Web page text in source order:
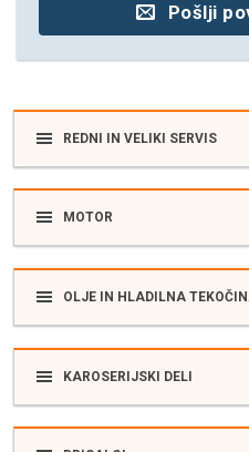
Pošlji
REDNI IN VELIKI SERVIS
MOTOR
OLJE IN HLADILNA
KAROSERIJSKI DELI